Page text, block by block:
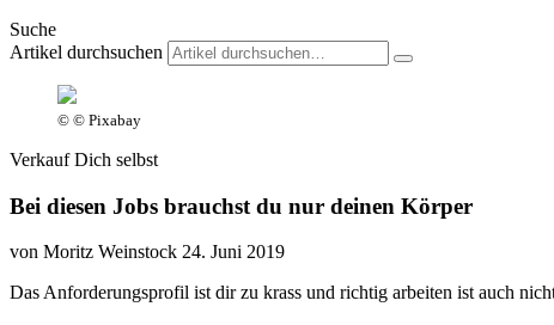
Suche
Artikel durchsuchen
© © Pixabay
Verkauf Dich selbst
Bei diesen Jobs brauchst du nur deinen Körper
von Moritz Weinstock 24. Juni 2019
Das Anforderungsprofil ist dir zu krass und richtig arbeiten ist auch